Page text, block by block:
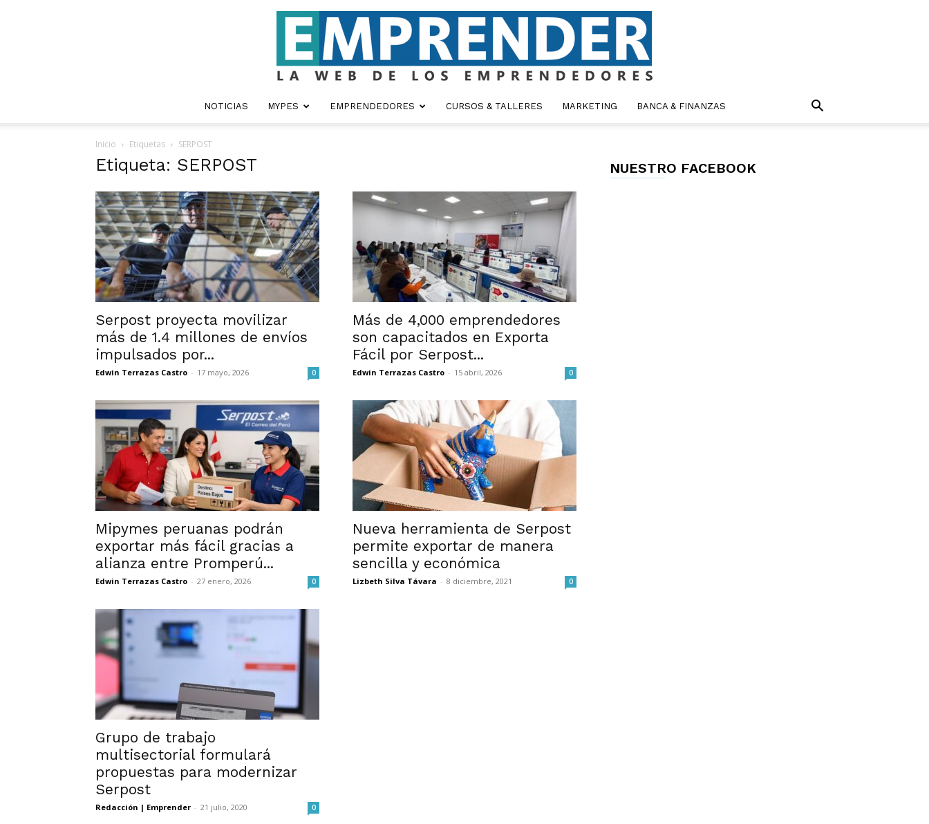
NOTICIAS MYPES EMPRENDEDORES CURSOS & TALLERES MARKETING BANCA & FINANZAS
Inicio Etiquetas SERPOST
Etiqueta: SERPOST
Serpost proyecta movilizar
más de 1.4 millones de envíos
impulsados por...
Edwin Terrazas Castro - 17 mayo, 2026 0
Más de 4,000 emprendedores
son capacitados en Exporta
Fácil por Serpost...
Edwin Terrazas Castro - 15 abril, 2026 0
Mipymes peruanas podrán
exportar más fácil gracias a
alianza entre Promperú...
Edwin Terrazas Castro - 27 enero, 2026 0
Nueva herramienta de Serpost
permite exportar de manera
sencilla y económica
Lizbeth Silva Távara - 8 diciembre, 2021 0
Grupo de trabajo
multisectorial formulará
propuestas para modernizar
Serpost
Redacción | Emprender - 21 julio, 2020 0
NUESTRO FACEBOOK